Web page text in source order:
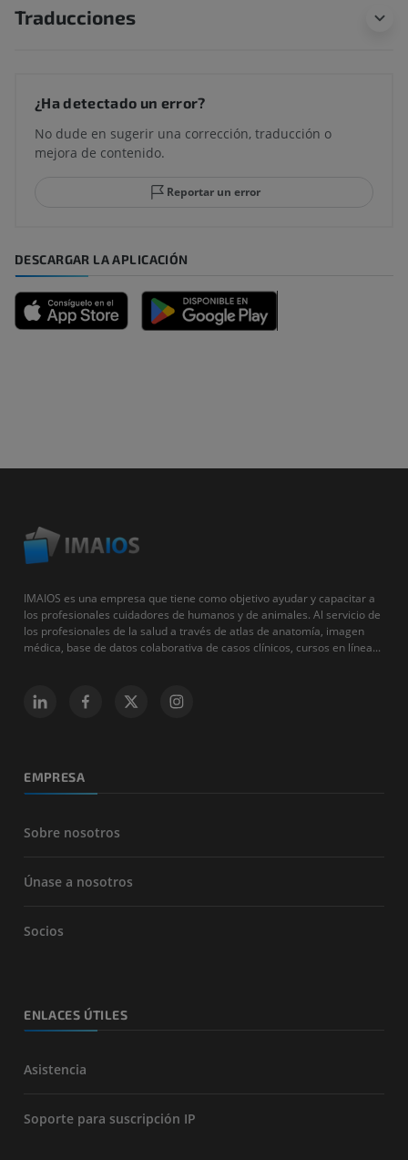
Traducciones
¿Ha detectado un error?
No dude en sugerir una corrección, traducción o
mejora de contenido.
Reportar un error
DESCARGAR LA APLICACIÓN
IMAIOS es una empresa que tiene como objetivo ayudar y capacitar a
los profesionales cuidadores de humanos y de animales. Al servicio de
los profesionales de la salud a través de atlas de anatomía, imagen
médica, base de datos colaborativa de casos clínicos, cursos en línea...
EMPRESA
Sobre nosotros
Únase a nosotros
Socios
ENLACES ÚTILES
Asistencia
Soporte para suscripción IP